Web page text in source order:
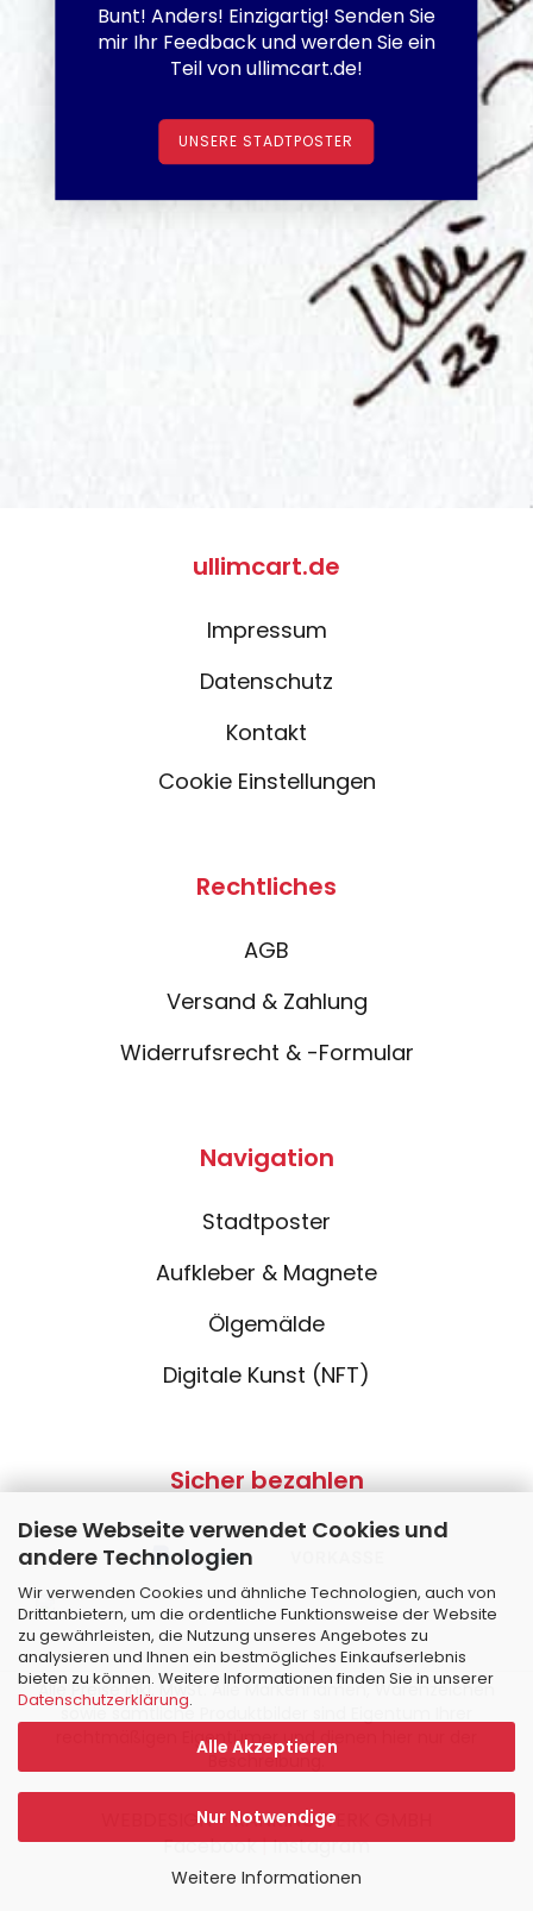
Diese Webseite verwendet Cookies und
andere Technologien
Wir verwenden Cookies und ähnliche Technologien, auch von
Drittanbietern, um die ordentliche Funktionsweise der Website
zu gewährleisten, die Nutzung unseres Angebotes zu
analysieren und Ihnen ein bestmögliches Einkaufserlebnis
bieten zu können. Weitere Informationen finden Sie in unserer
Datenschutzerklärung.
Alle Akzeptieren
Nur Notwendige
Weitere Informationen
Bunt! Anders! Einzigartig! Senden Sie
mir Ihr Feedback und werden Sie ein
Teil von ullimcart.de!
UNSERE STADTPOSTER
ullimcart.de
Impressum
Datenschutz
Kontakt
Cookie Einstellungen
Rechtliches
AGB
Versand & Zahlung
Widerrufsrecht & -Formular
Navigation
Stadtposter
Aufkleber & Magnete
Ölgemälde
Digitale Kunst (NFT)
Sicher bezahlen
WEBDESIGN – RANKINGWERK GMBH
Alle Preise inkl. MwSt. Alle Markennamen, Warenzeichen
sowie sämtliche Produktbilder sind Eigentum Ihrer
rechtmäßigen Eigentümer und dienen hier nur der
Beschreibung.
Facebook|Instagram